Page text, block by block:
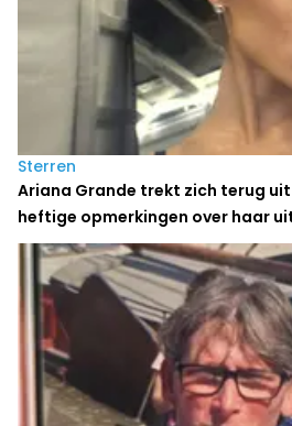
Sterren
Ariana Grande trekt zich terug
heftige opmerkingen over haar